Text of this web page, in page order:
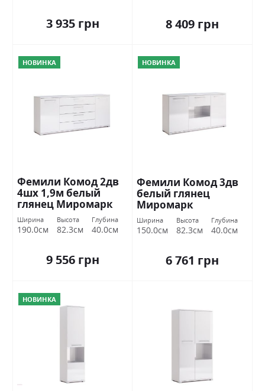
3 935 грн 8 409 грн
НОВИНКА
Фемили Комод 2дв
4шх 1,9м белый
глянец Миромарк
Ширина
190.0см
Высота
82.3см
Глубина
40.0см
9 556 грн
НОВИНКА
Фемили Комод 3дв
белый глянец
Миромарк
Ширина
150.0см
Высота
82.3см
Глубина
40.0см
6 761 грн
НОВИНКА